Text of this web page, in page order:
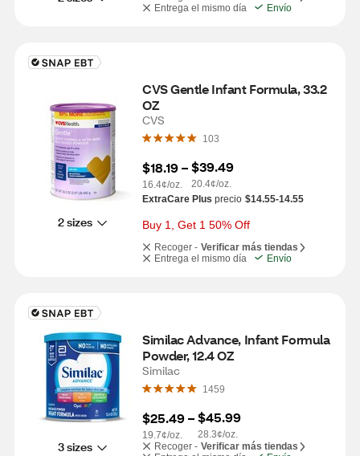
Entrega el mismo día
Envío
2 sizes
CVS Gentle Infant Formula, 33.2
OZ
CVS
103
$18.19 –
16.4¢/oz.
$39.49
20.4¢/oz.
ExtraCare Plus precio $14.55-14.55
Buy 1, Get 1 50% Off
Recoger - Verificar más tiendas
Entrega el mismo día
Envío
3 sizes
Similac Advance, Infant Formula
Powder, 12.4 OZ
Similac
1459
$25.49 –
19.7¢/oz.
$45.99
28.3¢/oz.
Recoger - Verificar más tiendas